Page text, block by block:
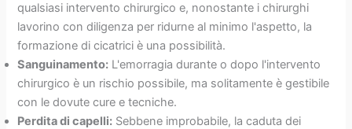
qualsiasi intervento chirurgico e, nonostante i chirurghi
lavorino con diligenza per ridurne al minimo l'aspetto, la
formazione di cicatrici è una possibilità.
Sanguinamento: L'emorragia durante o dopo l'intervento
chirurgico è un rischio possibile, ma solitamente è gestibile
con le dovute cure e tecniche.
Perdita di capelli: Sebbene improbabile, la caduta dei